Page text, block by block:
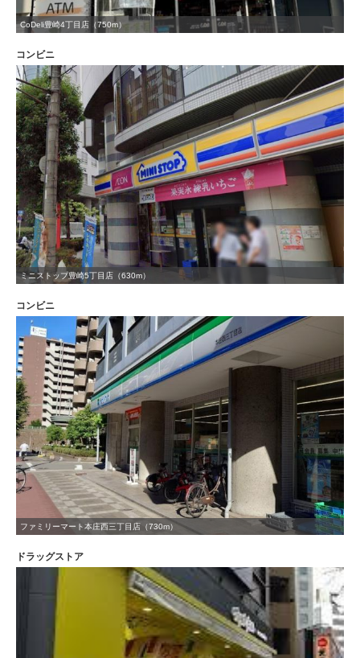
CoDeli豊崎4丁目店（750m）
コンビニ
ミニストップ豊崎5丁目店（630m）
コンビニ
ファミリーマート本庄西三丁目店（730m）
ドラッグストア